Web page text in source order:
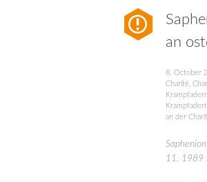
an
8. October
Charité
an der
11. 1989